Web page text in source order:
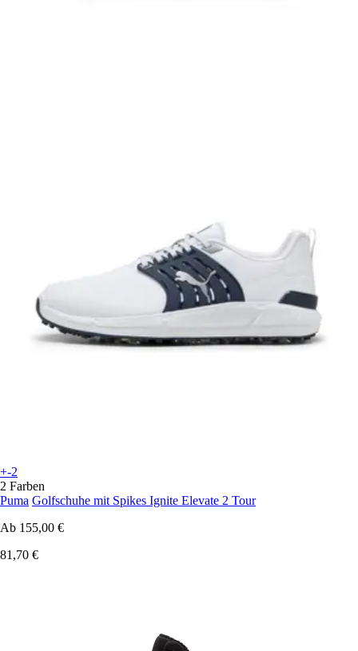
+-2
2 Farben
Puma Golfschuhe mit Spikes Ignite Elevate 2 Tour
Ab 155,00 €
81,70 €